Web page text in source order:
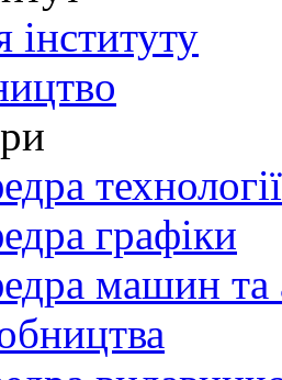
інституту
графіки
машин та